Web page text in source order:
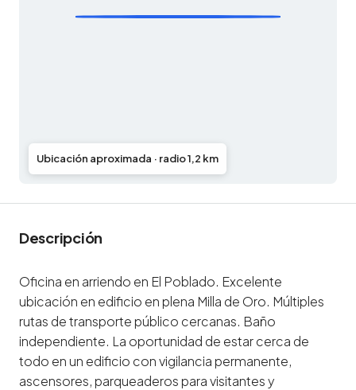
Ubicación aproximada · radio 1,2 km
Descripción
Oficina en arriendo en El Poblado. Excelente
ubicación en edificio en plena Milla de Oro. Múltiples
rutas de transporte público cercanas. Baño
independiente. La oportunidad de estar cerca de
todo en un edificio con vigilancia permanente,
ascensores, parqueaderos para visitantes y